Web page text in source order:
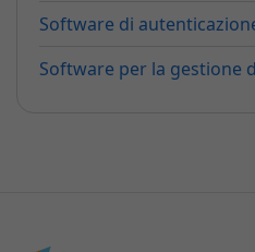
Software di
Software per la gestione